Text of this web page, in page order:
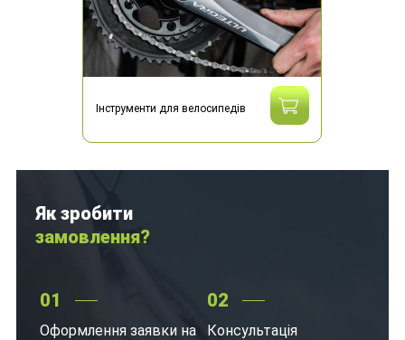
Інструменти для велосипедів
Як зробити
замовлення?
01
Оформлення заявки на
02
Консультація